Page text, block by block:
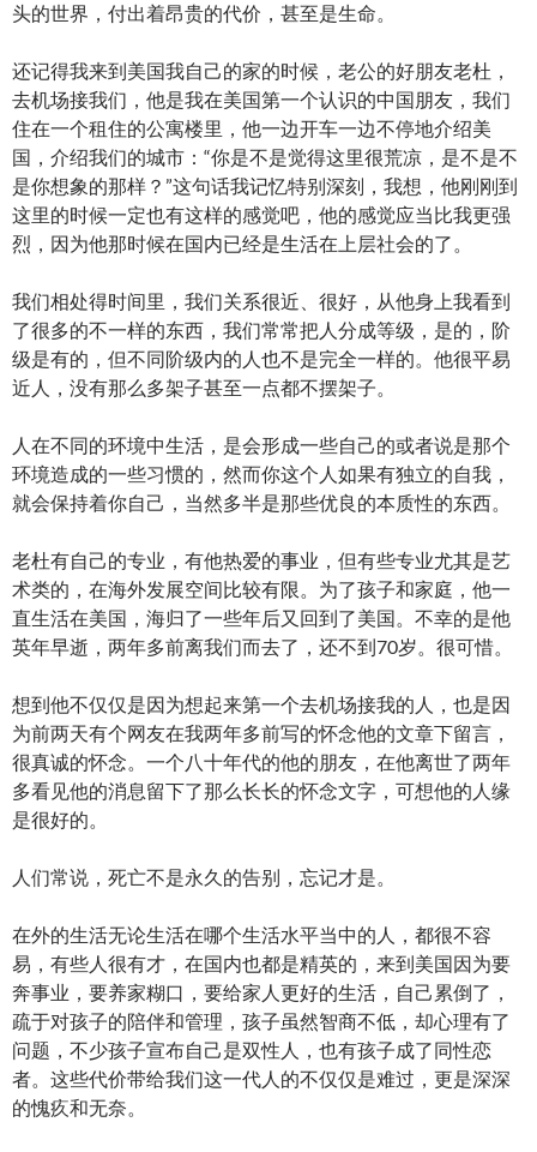
头的世界，付出着昂贵的代价，甚至是生命。
还记得我来到美国我自己的家的时候，老公的好朋友老杜，
去机场接我们，他是我在美国第一个认识的中国朋友，我们
住在一个租住的公寓楼里，他一边开车一边不停地介绍美
国，介绍我们的城市：“你是不是觉得这里很荒凉，是不是不
是你想象的那样？”这句话我记忆特别深刻，我想，他刚刚到
这里的时候一定也有这样的感觉吧，他的感觉应当比我更强
烈，因为他那时候在国内已经是生活在上层社会的了。
我们相处得时间里，我们关系很近、很好，从他身上我看到
了很多的不一样的东西，我们常常把人分成等级，是的，阶
级是有的，但不同阶级内的人也不是完全一样的。他很平易
近人，没有那么多架子甚至一点都不摆架子。
人在不同的环境中生活，是会形成一些自己的或者说是那个
环境造成的一些习惯的，然而你这个人如果有独立的自我，
就会保持着你自己，当然多半是那些优良的本质性的东西。
老杜有自己的专业，有他热爱的事业，但有些专业尤其是艺
术类的，在海外发展空间比较有限。为了孩子和家庭，他一
直生活在美国，海归了一些年后又回到了美国。不幸的是他
英年早逝，两年多前离我们而去了，还不到70岁。很可惜。
想到他不仅仅是因为想起来第一个去机场接我的人，也是因
为前两天有个网友在我两年多前写的怀念他的文章下留言，
很真诚的怀念。一个八十年代的他的朋友，在他离世了两年
多看见他的消息留下了那么长长的怀念文字，可想他的人缘
是很好的。
人们常说，死亡不是永久的告别，忘记才是。
在外的生活无论生活在哪个生活水平当中的人，都很不容
易，有些人很有才，在国内也都是精英的，来到美国因为要
奔事业，要养家糊口，要给家人更好的生活，自己累倒了，
疏于对孩子的陪伴和管理，孩子虽然智商不低，却心理有了
问题，不少孩子宣布自己是双性人，也有孩子成了同性恋
者。这些代价带给我们这一代人的不仅仅是难过，更是深深
的愧疚和无奈。